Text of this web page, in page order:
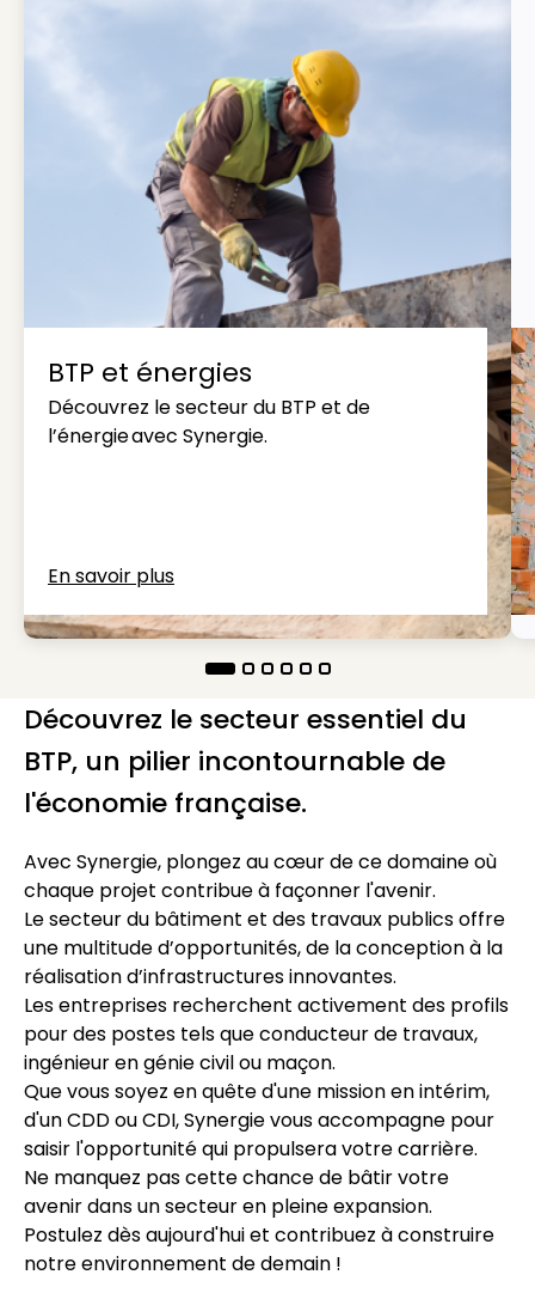
BTP et énergies
Découvrez le secteur du BTP et de
l’énergie avec Synergie.
En savoir plus
Découvrez le secteur essentiel du
BTP, un pilier incontournable de
l'économie française.
Avec Synergie, plongez au cœur de ce domaine où
chaque projet contribue à façonner l'avenir.
Le secteur du bâtiment et des travaux publics offre
une multitude d’opportunités, de la conception à la
réalisation d’infrastructures innovantes.
Les entreprises recherchent activement des profils
pour des postes tels que conducteur de travaux,
ingénieur en génie civil ou maçon.
Que vous soyez en quête d'une mission en intérim,
d'un CDD ou CDI, Synergie vous accompagne pour
saisir l'opportunité qui propulsera votre carrière.
Ne manquez pas cette chance de bâtir votre
avenir dans un secteur en pleine expansion.
Postulez dès aujourd'hui et contribuez à construire
notre environnement de demain !